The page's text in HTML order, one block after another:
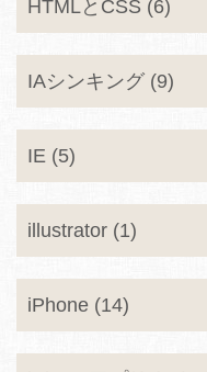
HTMLとCSS (6)
IAシンキング (9)
IE (5)
illustrator (1)
iPhone (14)